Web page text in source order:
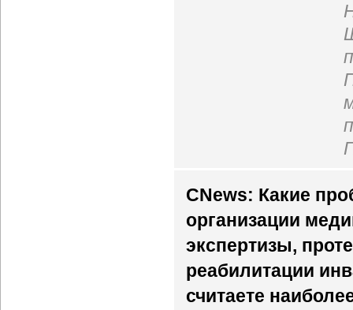
CNews: Какие
организации
экспертизы,
реабилитации
считаете